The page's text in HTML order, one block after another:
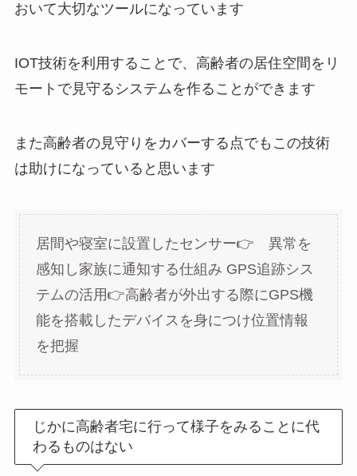
おいて大切なツールになっています
IOT技術を利用することで、高齢者の居住空間をリ
モートで見守るシステムを作ることができます
また高齢者の見守りをカバーする点でもこの技術
は助けになっていると思います
居間や寝室に設置したセンサー👉 異常を
感知し家族に通知する仕組み GPS追跡シス
テムの活用👉高齢者が外出する際にGPS機
能を搭載したデバイスを身につけ位置情報
を把握
じかに高齢者宅に行って様子をみることに代
わるものはない